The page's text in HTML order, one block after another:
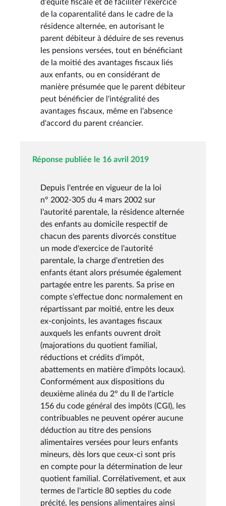
d'équité fiscale et de faciliter l'exercice
de la coparentalité dans le cadre de la
résidence alternée, en autorisant le
parent débiteur à déduire de ses revenus
les pensions versées, tout en bénéficiant
de la moitié des avantages fiscaux liés
aux enfants, ou en considérant de
manière présumée que le parent débiteur
peut bénéficier de l'intégralité des
avantages fiscaux, même en l'absence
d'accord du parent créancier.
Réponse publiée le 16 avril 2019
Depuis l'entrée en vigueur de la loi
n° 2002-305 du 4 mars 2002 sur
l'autorité parentale, la résidence alternée
des enfants au domicile respectif de
chacun des parents divorcés constitue
un mode d'exercice de l'autorité
parentale, la charge d'entretien des
enfants étant alors présumée également
partagée entre les parents. Sa prise en
compte s'effectue donc normalement en
répartissant par moitié, entre les deux
ex-conjoints, les avantages fiscaux
auxquels les enfants ouvrent droit
(majorations du quotient familial,
réductions et crédits d'impôt,
abattements en matière d'impôts locaux).
Conformément aux dispositions du
deuxième alinéa du 2° du Il de l'article
156 du code général des impôts (CGI), les
contribuables ne peuvent opérer aucune
déduction au titre des pensions
alimentaires versées pour leurs enfants
mineurs, dès lors que ceux-ci sont pris
en compte pour la détermination de leur
quotient familial. Corrélativement, et aux
termes de l'article 80 septies du code
précité, les pensions alimentaires ainsi